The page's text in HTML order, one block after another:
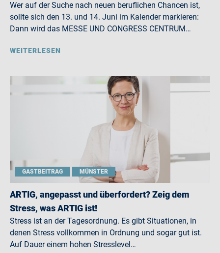
Wer auf der Suche nach neuen beruflichen Chancen ist,
sollte sich den 13. und 14. Juni im Kalender markieren:
Dann wird das MESSE UND CONGRESS CENTRUM…
WEITERLESEN
GASTBEITRAG MÜNSTER
ARTIG, angepasst und überfordert? Zeig dem
Stress, was ARTIG ist!
Stress ist an der Tagesordnung. Es gibt Situationen, in
denen Stress vollkommen in Ordnung und sogar gut ist.
Auf Dauer einem hohen Stresslevel…